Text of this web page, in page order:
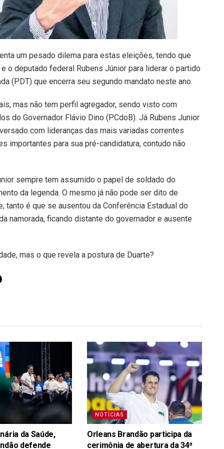
um pesado dilema para estas eleições, tendo que
o deputado federal Rubens Júnior para liderar o partido
(PDT) que encerra seu segundo mandato neste ano.
mas não tem perfil agregador, sendo visto com
do Governador Flávio Dino (PCdoB). Já Rubens Junior
com lideranças das mais variadas correntes
importantes para sua pré-candidatura, contudo não
sempre tem assumido o papel de soldado do
da legenda. O mesmo já não pode ser dito de
tanto é que se ausentou da Conferência Estadual do
namorada, ficando distante do governador e ausente
mas o que revela a postura de Duarte?
da Saúde,
defende
NOTÍCIAS
Orleans Brandão participa da
cerimônia de abertura da 34ª